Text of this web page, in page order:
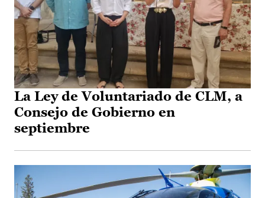
La Ley de Voluntariado de CLM, a
Consejo de Gobierno en
septiembre